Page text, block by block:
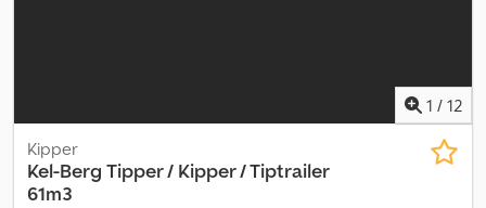
1 / 12
Kipper
Kel-Berg Tipper / Kipper / Tiptrailer
61m3